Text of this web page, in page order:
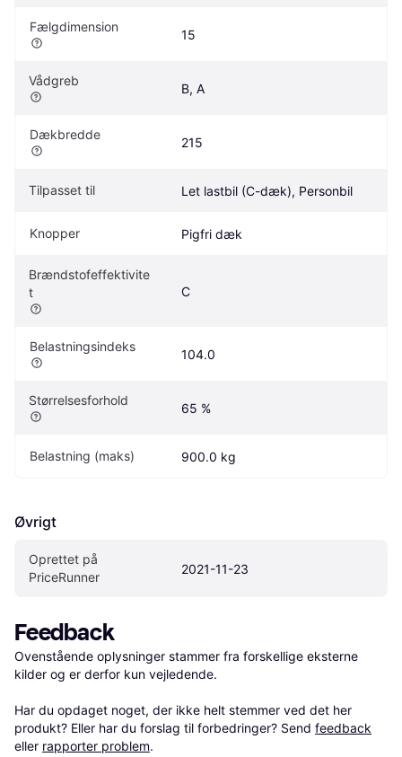
Fælgdimension
15
Vådgreb
B, A
Dækbredde
215
Tilpasset til Let lastbil (C-dæk), Personbil
Knopper Pigfri dæk
Brændstofeffektivite
t
C
Belastningsindeks
104.0
Størrelsesforhold
65 %
Belastning (maks) 900.0 kg
Øvrigt
Oprettet på
PriceRunner
2021-11-23
Feedback
Ovenstående oplysninger stammer fra forskellige eksterne
kilder og er derfor kun vejledende.
Har du opdaget noget, der ikke helt stemmer ved det her
produkt? Eller har du forslag til forbedringer? Send feedback
eller rapporter problem.